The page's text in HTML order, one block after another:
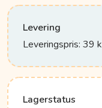
Levering
Leveringspris: 39
Lagerstatus